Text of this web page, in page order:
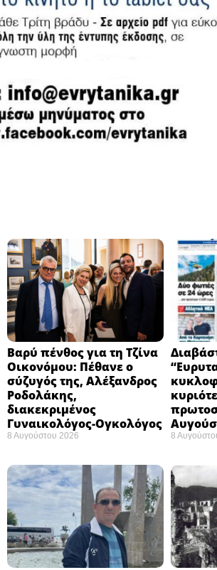
Βαρύ πένθος για τη Τζίνα
Οικονόμου: Πέθανε ο
σύζυγός της, Αλέξανδρος
Ροδολάκης,
διακεκριμένος
Γυναικολόγος-Ογκολόγος
8 Αυγούστου 2026 8